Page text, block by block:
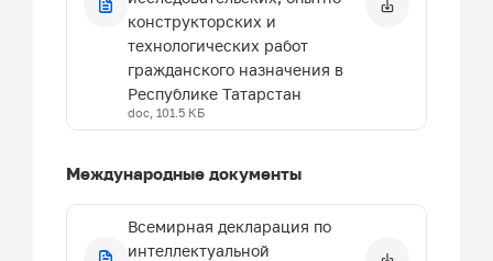
конструкторских и
технологических работ
гражданского назначения в
Республике Татарстан
doc, 101.5 КБ
2010 г. N 133 Об утверждении
положения о единой системе
Государственного учета и
хранения результатов научно-
Международные документы
Всемирная декларация по
интеллектуальной